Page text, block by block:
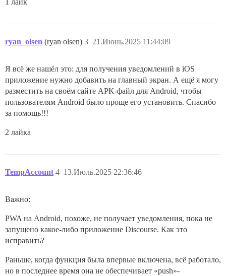
1 лайк
ryan_olsen (ryan olsen) 21.Июнь.2025 11:44:09
3
Я всё же нашёл это: для получения уведомлений в iOS
приложение нужно добавить на главный экран. А ещё я могу
разместить на своём сайте APK-файл для Android, чтобы
пользователям Android было проще его установить. Спасибо
за помощь!!!
2 лайка
TempAccount 13.Июль.2025 22:36:46
4
Важно:
PWA на Android, похоже, не получает уведомления, пока не
запущено какое-либо приложение Discourse. Как это
исправить?
Раньше, когда функция была впервые включена, всё работало,
но в последнее время она не обеспечивает «push»-